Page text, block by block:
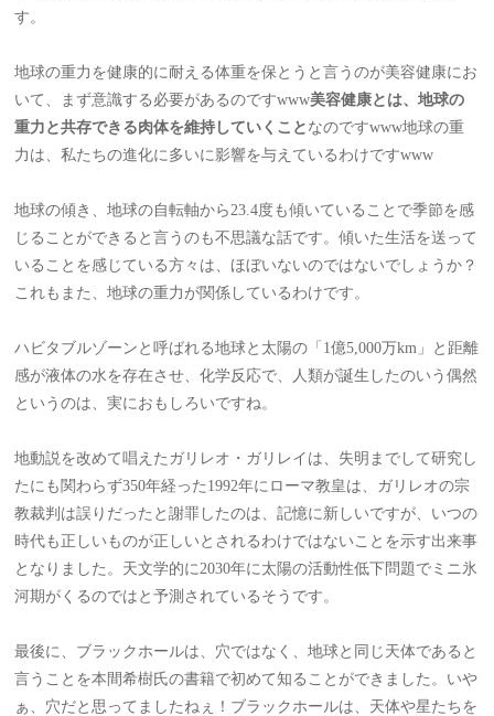
す。
地球の重力を健康的に耐える体重を保とうと言うのが美容健康にお
いて、まず意識する必要があるのですwww美容健康とは、地球の
重力と共存できる肉体を維持していくこと なのですwww地球の重
力は、私たちの進化に多いに影響を与えているわけですwww
地球の傾き、地球の自転軸から23.4度も傾いていることで季節を感
じることができると言うのも不思議な話です。傾いた生活を送って
いることを感じている方々は、ほぼいないのではないでしょうか？
これもまた、地球の重力が関係しているわけです。
ハビタブルゾーンと呼ばれる地球と太陽の「1億5,000万km」と距離
感が液体の水を存在させ、化学反応で、人類が誕生したのいう偶然
というのは、実におもしろいですね。
地動説を改めて唱えたガリレオ・ガリレイは、失明までして研究し
たにも関わらず350年経った1992年にローマ教皇は、ガリレオの宗
教裁判は誤りだったと謝罪したのは、記憶に新しいですが、いつの
時代も正しいものが正しいとされるわけではないことを示す出来事
となりました。天文学的に2030年に太陽の活動性低下問題でミニ氷
河期がくるのではと予測されているそうです。
最後に、ブラックホールは、穴ではなく、地球と同じ天体であると
言うことを本間希樹氏の書籍で初めて知ることができました。いや
ぁ、穴だと思ってましたねぇ！ブラックホールは、天体や星たちを